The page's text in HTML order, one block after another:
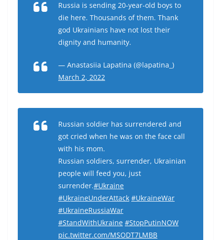
Russia is sending 20-year-old boys to
die here. Thousands of them. Thank
god Ukrainians have not lost their
dignity and humanity.
— Anastasiia Lapatina (@lapatina_)
March 2, 2022
Russian soldier has surrendered and
got cried when he was on the face call
with his mom.
Russian soldiers, surrender, Ukrainian
people will feed you, just
surrender.#Ukraine
#UkraineUnderAttack #UkraineWar
#UkraineRussiaWar
#StandWithUkraine #StopPutinNOW
pic.twitter.com/MSODT7LMBB